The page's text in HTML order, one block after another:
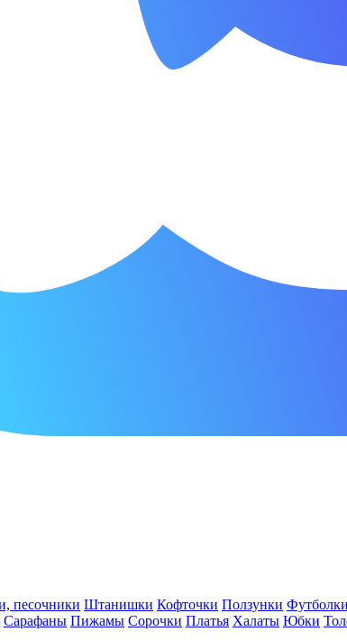
песочники Штанишки Кофточки Ползунки Футболки
Сарафаны Пижамы Сорочки Платья Халаты Юбки